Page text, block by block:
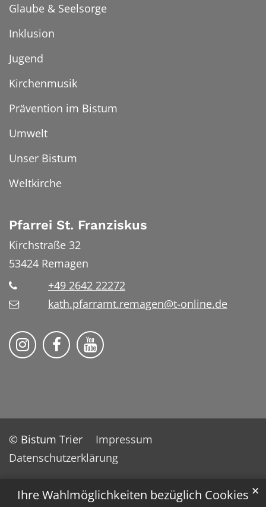
Ihre Wahlmöglichkeiten bezüglich Cookies ✕
Glaube & Seelsorge
Inklusion
Jugend
Kirchenmusik
Prävention im Bistum
Umwelt
Unser Bistum
Weltkirche
Pfarrei St. Franziskus
Kirchstraße 32
53424 Remagen
+49 2642 22272
kath.pfarramt.remagen@t-online.de
Pfarrei St. Franziskus Remagen auf
Pfarrei St. Franziskus
© Bistum Trier
Impressum
Datenschutzerklärung